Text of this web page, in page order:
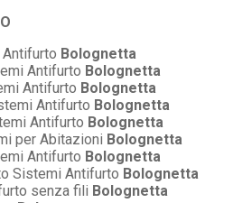
Bolognetta
Antifurto Bolognetta
Antifurto Bolognetta
Antifurto Bolognetta
Antifurto Bolognetta
per Abitazioni Bolognetta
Antifurto Bolognetta
Sistemi Antifurto Bolognetta
senza fili Bolognetta